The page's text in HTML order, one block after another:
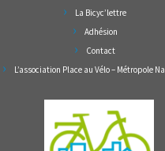
La Bicyc’lettre
Adhésion
Contact
L’association Place au Vélo – Métropole